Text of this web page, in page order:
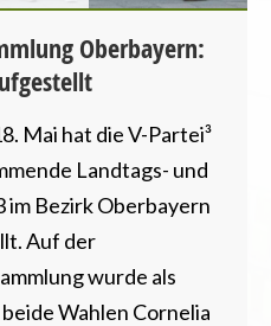
Oberbayern:
Mai hat die V-Partei³
Landtags- und
im Bezirk Oberbayern
Auf der
wurde als
Wahlen Cornelia